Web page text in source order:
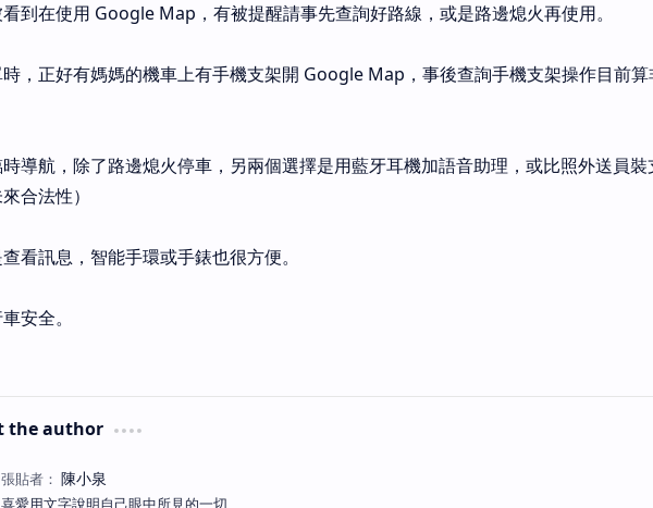
到在使用 Google Map，有被提醒請事先查詢好路線，或是路邊熄火再使用。
，正好有媽媽的機車上有手機支架開 Google Map，事後查詢手機支架操作目前
導航，除了路邊熄火停車，另兩個選擇是用藍牙耳機加語音助理，或比照外送員
合法性）
看訊息，智能手環或手錶也很方便。
安全。
the author
喜愛用文字說明自己眼中所見的一切